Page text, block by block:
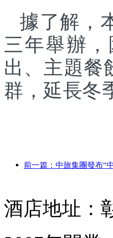
據了解，
三年舉辦
出、主題餐
群，延長冬
酒店地址：